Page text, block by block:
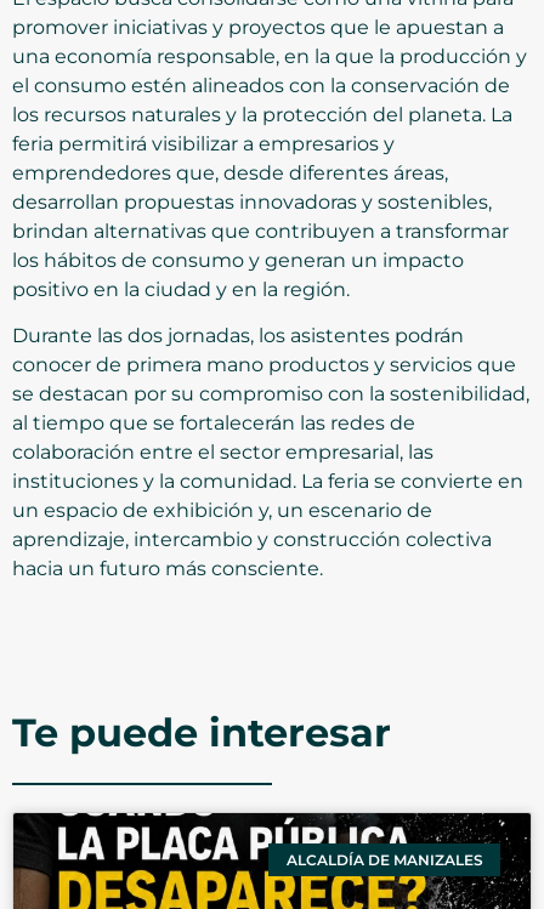
promover iniciativas y proyectos que le apuestan a
una economía responsable, en la que la producción y
el consumo estén alineados con la conservación de
los recursos naturales y la protección del planeta. La
feria permitirá visibilizar a empresarios y
emprendedores que, desde diferentes áreas,
desarrollan propuestas innovadoras y sostenibles,
brindan alternativas que contribuyen a transformar
los hábitos de consumo y generan un impacto
positivo en la ciudad y en la región.
Durante las dos jornadas, los asistentes podrán
conocer de primera mano productos y servicios que
se destacan por su compromiso con la sostenibilidad,
al tiempo que se fortalecerán las redes de
colaboración entre el sector empresarial, las
instituciones y la comunidad. La feria se convierte en
un espacio de exhibición y, un escenario de
aprendizaje, intercambio y construcción colectiva
hacia un futuro más consciente.
Te puede interesar
ALCALDÍA DE MANIZALES